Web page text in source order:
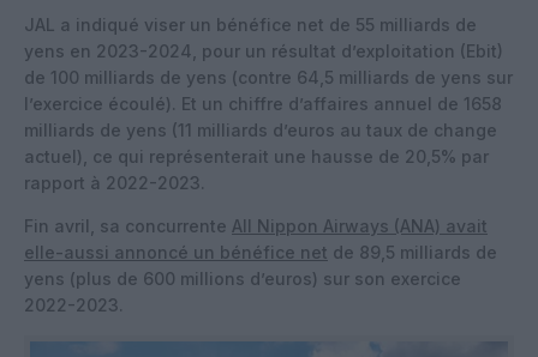
JAL a indiqué viser un bénéfice net de 55 milliards de
yens en 2023-2024, pour un résultat d’exploitation (Ebit)
de 100 milliards de yens (contre 64,5 milliards de yens sur
l’exercice écoulé). Et un chiffre d’affaires annuel de 1658
milliards de yens (11 milliards d’euros au taux de change
actuel), ce qui représenterait une hausse de 20,5% par
rapport à 2022-2023.
Fin avril, sa concurrente All Nippon Airways (ANA) avait
elle-aussi annoncé un bénéfice net de 89,5 milliards de
yens (plus de 600 millions d’euros) sur son exercice
2022-2023.